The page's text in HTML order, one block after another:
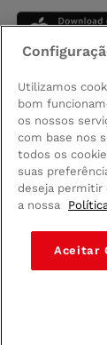
Siga-nos
Comprar na
Política de
Termos e
Utilizamos
bom
os nossos
com base nos
todos os
suas
deseja permitir
a nossa
Aceitar